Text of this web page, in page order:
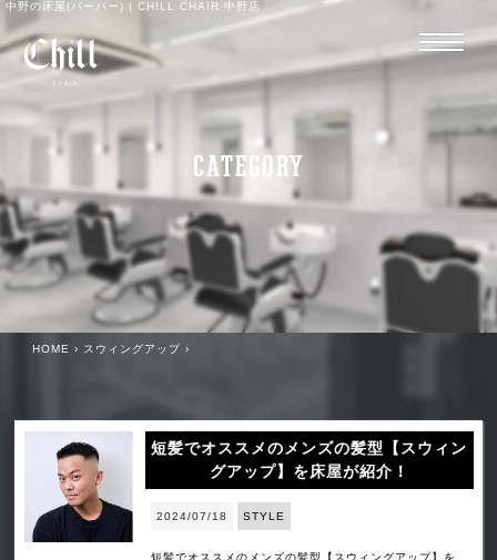
中野の床屋(バーバー) | CHILL CHAIR 中野店
CATEGORY
HOME › スウィングアップ›
短髪でオススメのメンズの髪型【スウィン
グアップ】を床屋が紹介！
2024/07/18 STYLE
短髪でオススメのメンズの髪型【スウィングアップ】を